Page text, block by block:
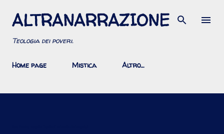
Passa ai contenuti principali
ALTRANARRAZIONE
Teologia dei poveri.
Home page Mistica Altro…